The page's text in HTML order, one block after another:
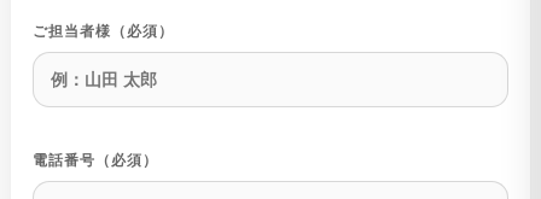
ご担当者様（必須）
電話番号（必須）